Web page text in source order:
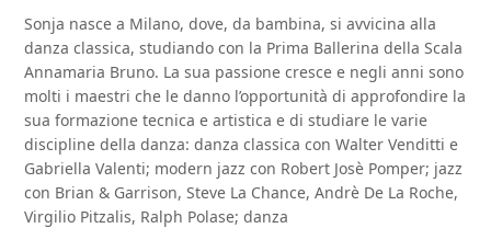
Sonja nasce a Milano, dove, da bambina, si avvicina alla
danza classica, studiando con la Prima Ballerina della Scala
Annamaria Bruno. La sua passione cresce e negli anni sono
molti i maestri che le danno l’opportunità di approfondire la
sua formazione tecnica e artistica e di studiare le varie
discipline della danza: danza classica con Walter Venditti e
Gabriella Valenti; modern jazz con Robert Josè Pomper; jazz
con Brian & Garrison, Steve La Chance, Andrè De La Roche,
Virgilio Pitzalis, Ralph Polase; danza